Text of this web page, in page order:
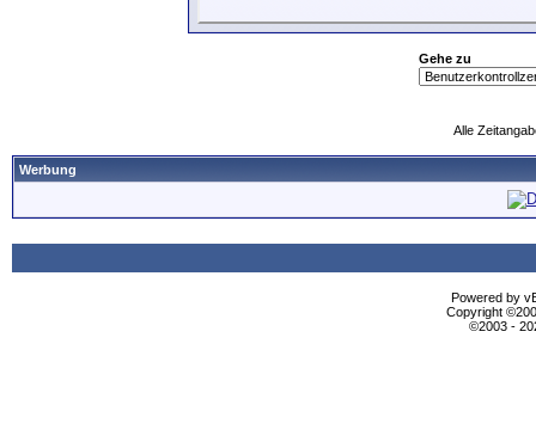
Gehe zu
Alle
Werbung
Powered by
Copyright
©2003 -